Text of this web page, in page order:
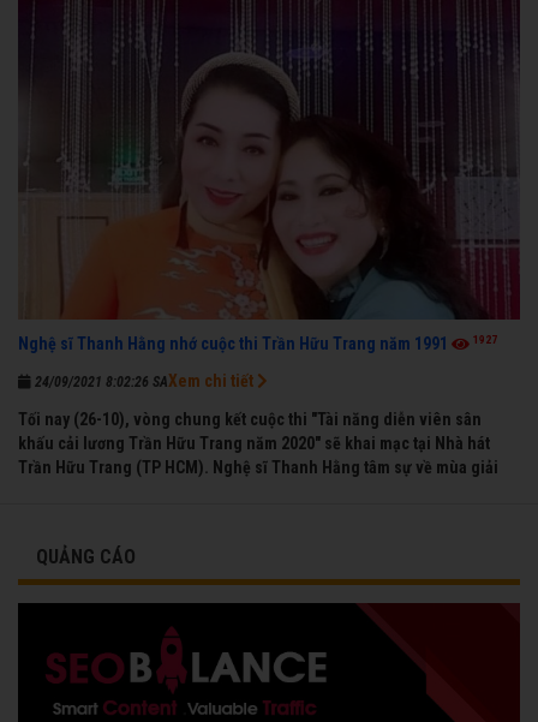
Nghệ sĩ Thanh Hằng nhớ cuộc thi Trần Hữu Trang năm 1991 1927
24/09/2021 8:02:26 SA
Tối nay (26-10), vòng chung kết cuộc thi "Tài năng diễn viên sân
khấu cải lương Trần Hữu Trang năm 2020" sẽ khai mạc tại Nhà hát
Trần Hữu Trang (TP HCM). Nghệ sĩ Thanh Hằng tâm sự về mùa giải
Xem chi tiết
QUẢNG CÁO